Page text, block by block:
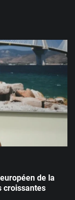
de la
croissantes